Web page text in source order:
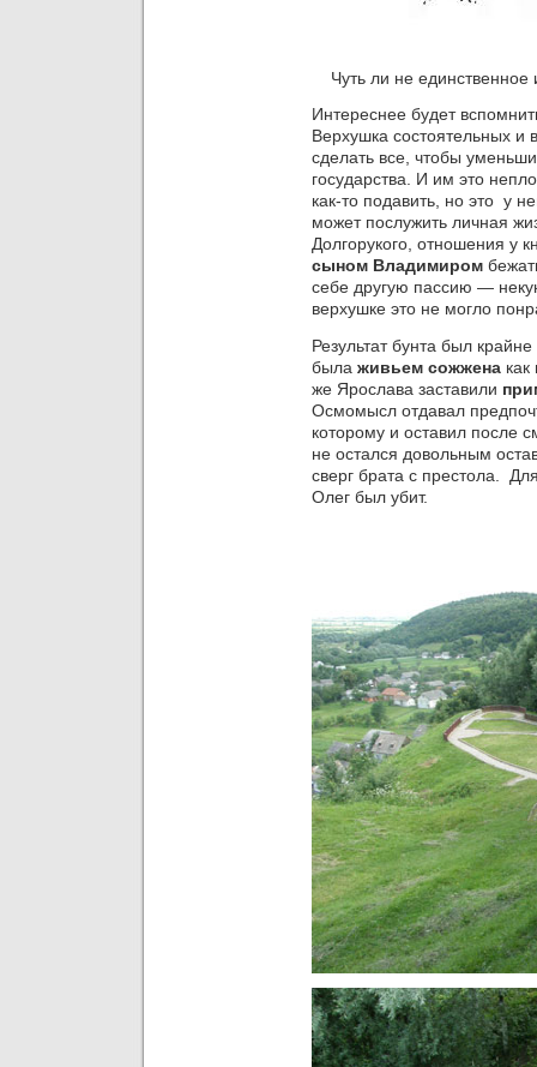
Чуть ли не
Интереснее будет
Верхушка состоятельных и
сделать все, чтобы
государства. И им это
как-то подавить, но это у
может послужить личная
Долгорукого, отношения у
сыном Владимиром
себе другую пассию —
верхушке это не могло
Результат бунта был
была живьем сожжена
же Ярослава заставили
Осмомысл отдавал
которому и оставил после
не остался довольным
сверг брата с престола.
Олег был убит.